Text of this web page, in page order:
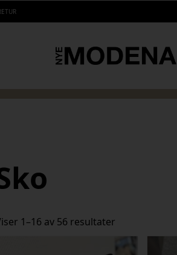
1–16 av 56 resultater
etter
siste